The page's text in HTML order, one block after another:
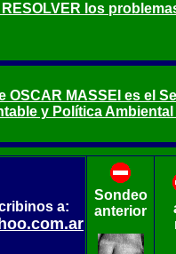
los
OSCAR MASSEI es el
y Política
a:
Sondeo
anterior